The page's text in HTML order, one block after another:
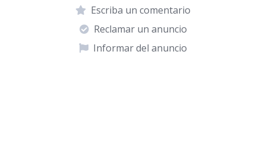
Escriba un comentario
Reclamar un anuncio
Informar del anuncio